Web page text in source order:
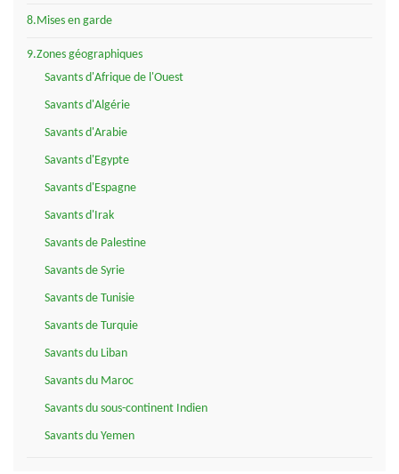
8.Mises en garde
9.Zones géographiques
Savants d'Afrique de l'Ouest
Savants d'Algérie
Savants d'Arabie
Savants d'Egypte
Savants d'Espagne
Savants d'Irak
Savants de Palestine
Savants de Syrie
Savants de Tunisie
Savants de Turquie
Savants du Liban
Savants du Maroc
Savants du sous-continent Indien
Savants du Yemen